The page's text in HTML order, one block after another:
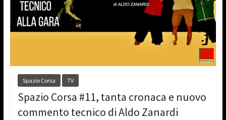
Spazio Corsa TV
Spazio Corsa #11, tanta cronaca e nuovo
commento tecnico di Aldo Zanardi